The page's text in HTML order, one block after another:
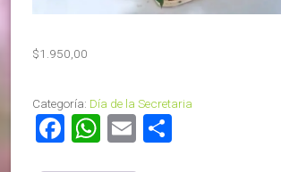
$1.950,00
Categoría: Día de la Secretaria
Facebook
WhatsApp
Email